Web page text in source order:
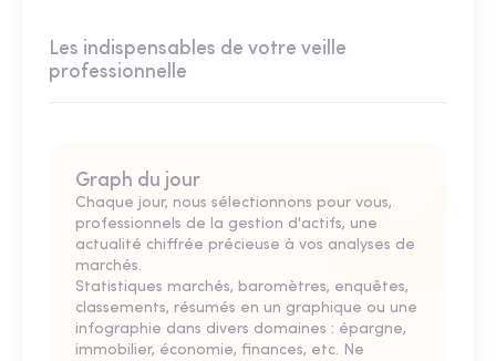
Les indispensables de votre veille
professionnelle
Graph du jour
Chaque jour, nous sélectionnons pour vous,
professionnels de la gestion d'actifs, une
actualité chiffrée précieuse à vos analyses de
marchés.
Statistiques marchés, baromètres, enquêtes,
classements, résumés en un graphique ou une
infographie dans divers domaines : épargne,
immobilier, économie, finances, etc. Ne